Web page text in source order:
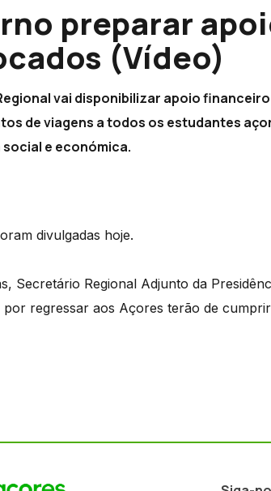
preparar
(Vídeo)
vai disponibilizar apoio
de viagens a todos os estudantes
e económica.
divulgadas hoje.
Secretário Regional Adjunto da
regressar aos Açores terão de